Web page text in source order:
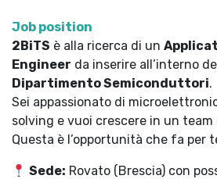
Job position
2BiTS è alla ricerca di un
Engineer da inserire all’interno
Dipartimento Semiconduttori.
Sei appassionato di
solving e vuoi crescere in un
Questa è l’opportunità che fa per
Sede: Rovato (Brescia) con